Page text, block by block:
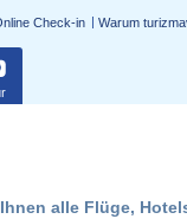
Check-in Warum
alle Flüge,